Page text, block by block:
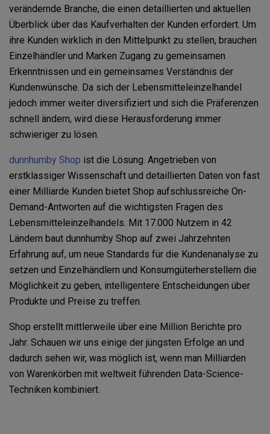
verändernde Branche, die einen detaillierten und aktuellen
Überblick über das Kaufverhalten der Kunden erfordert. Um
ihre Kunden wirklich in den Mittelpunkt zu stellen, brauchen
Einzelhändler und Marken Zugang zu gemeinsamen
Erkenntnissen und ein gemeinsames Verständnis der
Kundenwünsche. Da sich der Lebensmitteleinzelhandel
jedoch immer weiter diversifiziert und sich die Präferenzen
schnell ändern, wird diese Herausforderung immer
schwieriger zu lösen.
dunnhumby Shop ist die Lösung. Angetrieben von
erstklassiger Wissenschaft und detaillierten Daten von fast
einer Milliarde Kunden bietet Shop aufschlussreiche On-
Demand-Antworten auf die wichtigsten Fragen des
Lebensmitteleinzelhandels. Mit 17.000 Nutzern in 42
Ländern baut dunnhumby Shop auf zwei Jahrzehnten
Erfahrung auf, um neue Standards für die Kundenanalyse zu
setzen und Einzelhändlern und Konsumgüterherstellern die
Möglichkeit zu geben, intelligentere Entscheidungen über
Produkte und Preise zu treffen.
Shop erstellt mittlerweile über eine Million Berichte pro
Jahr. Schauen wir uns einige der jüngsten Erfolge an und
dadurch sehen wir, was möglich ist, wenn man Milliarden
von Warenkörben mit weltweit führenden Data-Science-
Techniken kombiniert.